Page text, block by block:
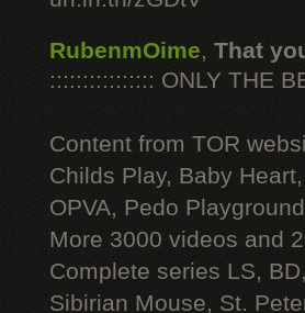
RubenmOime, That
:::::::::::::::: ONLY THE
Content from TOR
Childs Play, Baby
OPVA, Pedo
More 3000 videos and
Complete series LS,
Sibirian Mouse, St.